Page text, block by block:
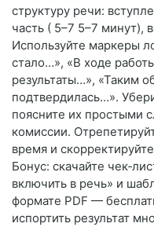
структуру речи:
часть ( 5–7 5–7 минут),
Используйте маркеры
стало…», «В ходе
результаты…», «Таким
подтвердилась…».
поясните их простыми
комиссии.
время и
Бонус: скачайте
включить в речь» и
формате PDF —
испортить результат